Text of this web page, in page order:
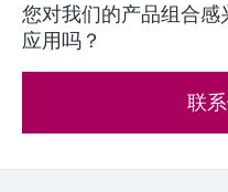
您对我们的产品组合
应用吗？
联